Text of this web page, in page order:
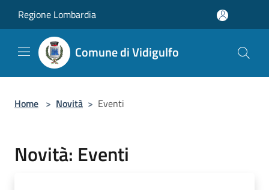
Regione Lombardia
Comune di Vidigulfo
Home > Novità > Eventi
Novità: Eventi